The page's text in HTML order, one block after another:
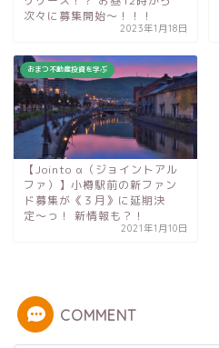
次々に募集開始〜！！！
2023年1月18日
おまつ不動産投資を学ぶ
【Jointo α（ジョイントアル
ファ）】小樽駅前の新ファン
ド募集が《３月》に延期決
定〜っ！ 新情報も？！
2021年1月10日
COMMENT